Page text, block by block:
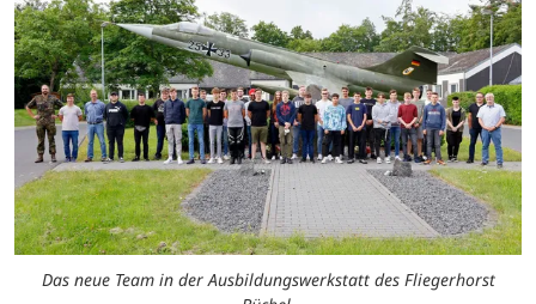
Das neue Team in der Ausbildungswerkstatt des Fliegerhorst